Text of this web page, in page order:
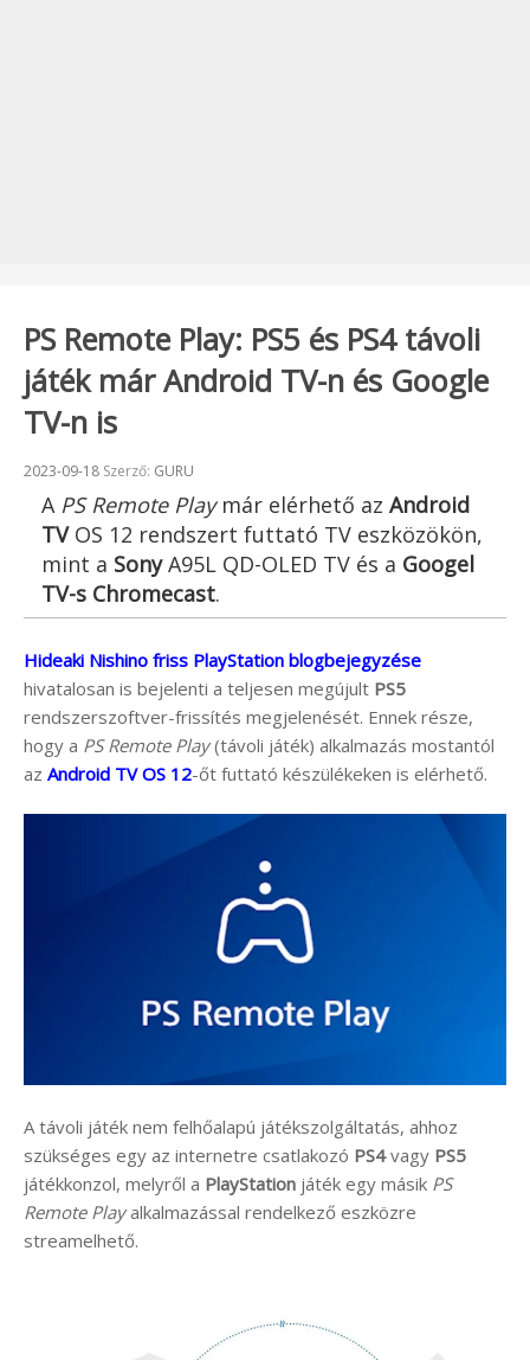
PS Remote Play: PS5 és PS4 távoli
játék már Android TV-n és Google
TV-n is
Beküldve:
2023-09-18 Szerző: GURU
A PS Remote Playmár elérhető az Android
TVOS 12 rendszert futtató TV eszközökön,
mint a SonyA95L QD-OLED TV és a Googel
TV-s Chromecast.
Hideaki Nishino friss PlayStation blogbejegyzése
hivatalosan is bejelenti a teljesen megújult PS5
rendszerszoftver-frissítés megjelenését. Ennek része,
hogy a PS Remote Play(távoli játék) alkalmazás mostantól
az Android TV OS 12-őt futtató készülékeken is elérhető.
A távoli játék nem felhőalapú játékszolgáltatás, ahhoz
szükséges egy az internetre csatlakozó PS4vagy PS5
játékkonzol, melyről a PlayStation játék egy másik PS
Remote Playalkalmazással rendelkező eszközre
streamelhető.